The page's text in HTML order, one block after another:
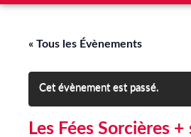
« Tous les Évènements
Cet évènement est passé.
Les Fées Sorcières